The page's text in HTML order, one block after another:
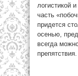
логистикой
часть
придется
осенью,
всегда
препятствия.